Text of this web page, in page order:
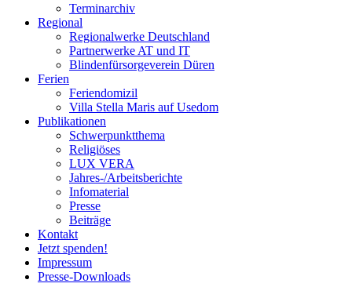
Terminarchiv
Regional
Regionalwerke Deutschland
Partnerwerke AT und IT
Blindenfürsorgeverein Düren
Ferien
Feriendomizil
Villa Stella Maris auf Usedom
Publikationen
Schwerpunktthema
Religiöses
LUX VERA
Jahres-/​Arbeitsberichte
Infomaterial
Presse
Beiträge
Kontakt
Jetzt spenden!
Impressum
Presse-Downloads